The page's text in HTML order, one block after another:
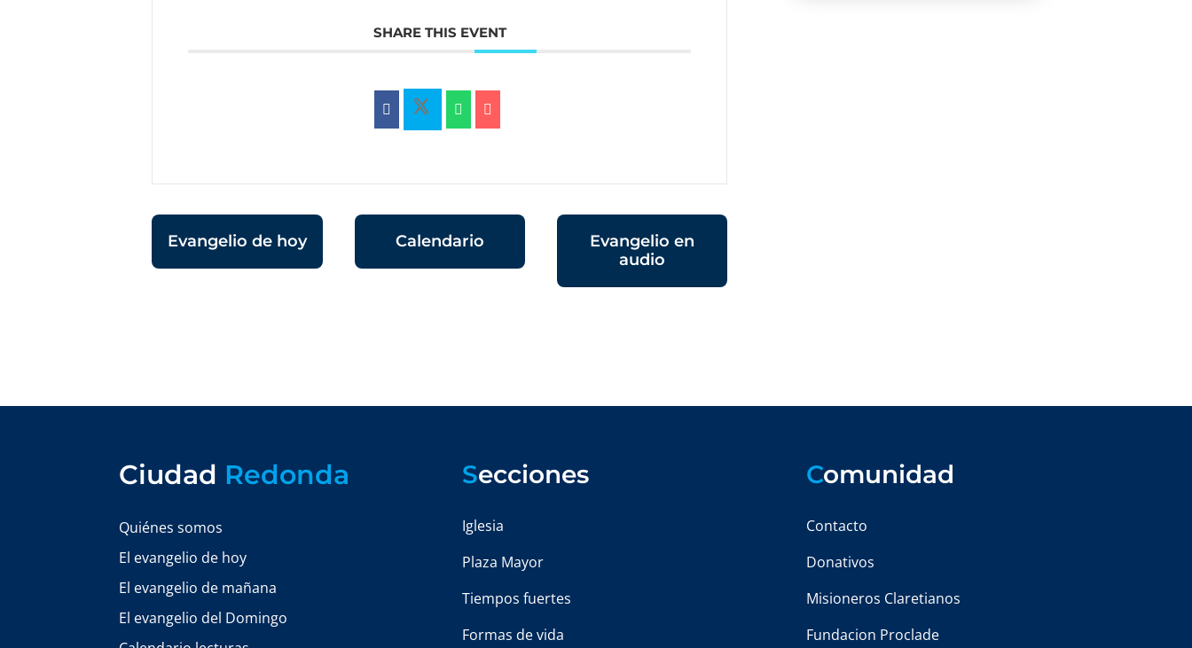
SHARE THIS EVENT
Evangelio de hoy Calendario
Evangelio en
audio
Ciudad Redonda
Quiénes somos
El evangelio de hoy
El evangelio de mañana
El evangelio del Domingo
Secciones
Iglesia
Plaza Mayor
Tiempos fuertes
Formas de vida
Comunidad
Contacto
Donativos
Misioneros Claretianos
Fundacion Proclade